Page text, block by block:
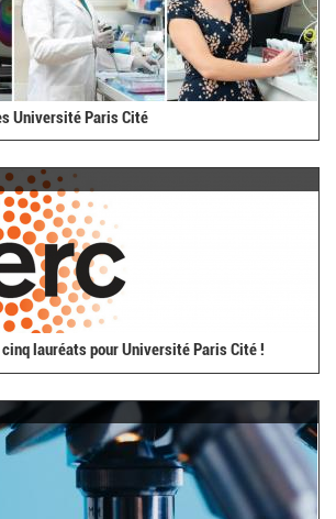
Université Paris Cité
cinq lauréats pour Université Paris Cité !